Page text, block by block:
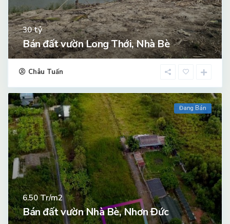
30tỷ
Bán đất vườn Long Thới, Nhà Bè
Châu Tuấn
Đang Bán
6.50Tr/m2
Bán đất vườn Nhà Bè, Nhơn Đức